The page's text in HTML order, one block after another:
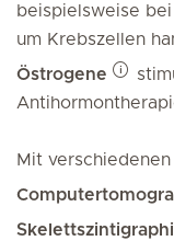
beispielsweise
um Krebszellen
Östrogene
Mit